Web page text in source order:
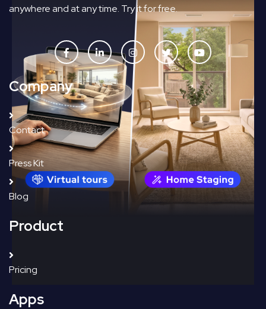
anywhere and at any time. Try it for free.
Company
Contact
Press Kit
Blog
Product
Pricing
Apps